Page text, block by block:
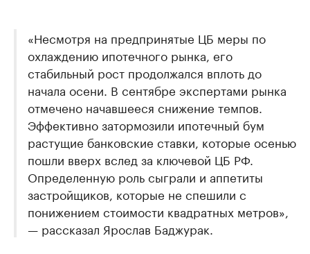
«Несмотря на предпринятые ЦБ меры по
охлаждению ипотечного рынка, его
стабильный рост продолжался вплоть до
начала осени. В сентябре экспертами рынка
отмечено начавшееся снижение темпов.
Эффективно затормозили ипотечный бум
растущие банковские ставки, которые осенью
пошли вверх вслед за ключевой ЦБ РФ.
Определенную роль сыграли и аппетиты
застройщиков, которые не спешили с
понижением стоимости квадратных метров»,
— рассказал Ярослав Баджурак.